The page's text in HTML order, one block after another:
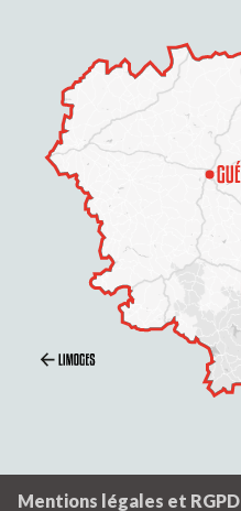
Mentions légales et RGPD